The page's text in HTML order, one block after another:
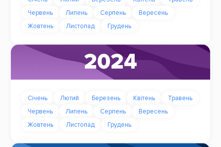
Червень
Липень Серпень
Вересень
Жовтень
Листопад Грудень
2024
Січень Лютий Березень Квітень
Травень
Червень
Липень Серпень
Вересень
Жовтень
Листопад Грудень